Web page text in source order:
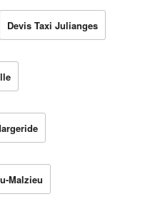
Devis Taxi Julianges
Malzieu